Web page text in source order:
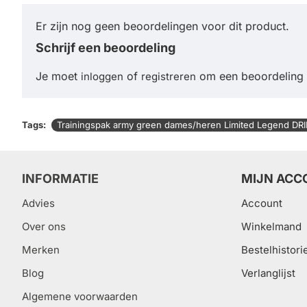
Er zijn nog geen beoordelingen voor dit product.
Schrijf een beoordeling
Je moet inloggen of registreren om een beoordeling
Tags: Trainingspak army green dames/heren Limited Legend
INFORMATIE
Advies
Over ons
Merken
Blog
Algemene voorwaarden
MIJN
Account
Winkelmand
Verlanglijst